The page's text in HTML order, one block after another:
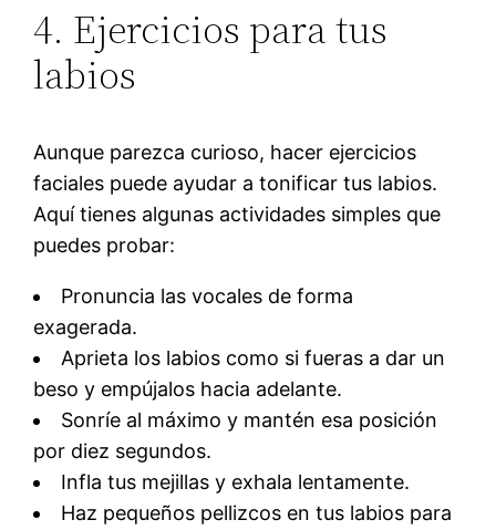
4. Ejercicios para tus
labios
Aunque parezca curioso, hacer ejercicios
faciales puede ayudar a tonificar tus labios.
Aquí tienes algunas actividades simples que
puedes probar:
Pronuncia las vocales de forma
exagerada.
Aprieta los labios como si fueras a dar un
beso y empújalos hacia adelante.
Sonríe al máximo y mantén esa posición
por diez segundos.
Infla tus mejillas y exhala lentamente.
Haz pequeños pellizcos en tus labios para